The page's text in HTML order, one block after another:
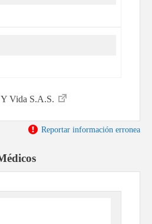
Y Vida S.A.S.
Reportar información erronea